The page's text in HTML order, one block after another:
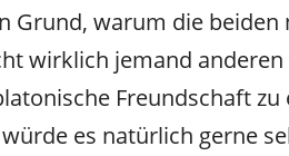
Grund, warum die
wirklich jemand
Freundschaft
es natürlich gerne